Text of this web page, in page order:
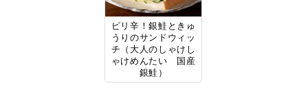
ピリ辛！銀鮭ときゅ
うりのサンドウィッ
チ（大人のしゃけし
ゃけめんたい 国産
銀鮭）